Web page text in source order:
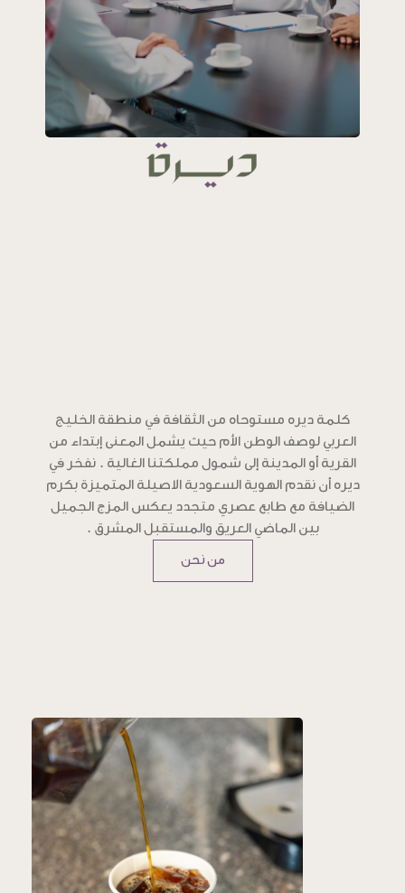
كلمة ديره مستوحاه من الثقافة في منطقة الخليج
العربي لوصف الوطن الأم حيث يشمل المعنى إبتداء من
القرية أو المدينة إلى شمول مملكتنا الغالية . نفخر في
ديره أن نقدم الهوية السعودية الاصيلة المتميزة بكرم
الضيافة مع طابع عصري متجدد يعكس المزج الجميل
بين الماضي العريق والمستقبل المشرق .
من نحن